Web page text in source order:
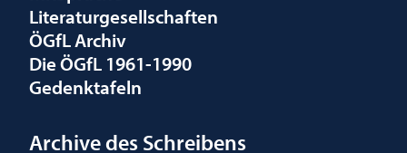
Literaturgesellschaften
ÖGfL Archiv
Die ÖGfL 1961-1990
Gedenktafeln
Archive des Schreibens